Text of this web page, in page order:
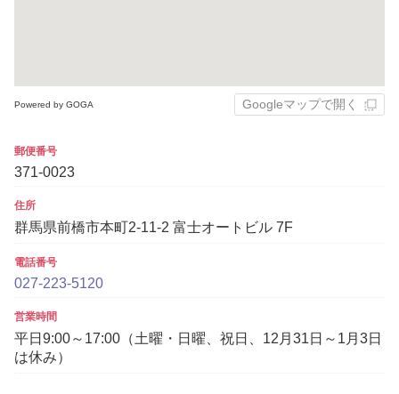
Powered by GOGA Googleマップで開く
郵便番号
371-0023
住所
群馬県前橋市本町2-11-2 富士オートビル 7F
電話番号
027-223-5120
営業時間
平日9:00～17:00（土曜・日曜、祝日、12月31日～1月3日
は休み）